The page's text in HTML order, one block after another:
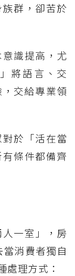
群，卻苦於
識提高，尤
將語言、交
交給專業領
於「活在當
條件都備齊
一室」，房
消費者獨自
處理方式：